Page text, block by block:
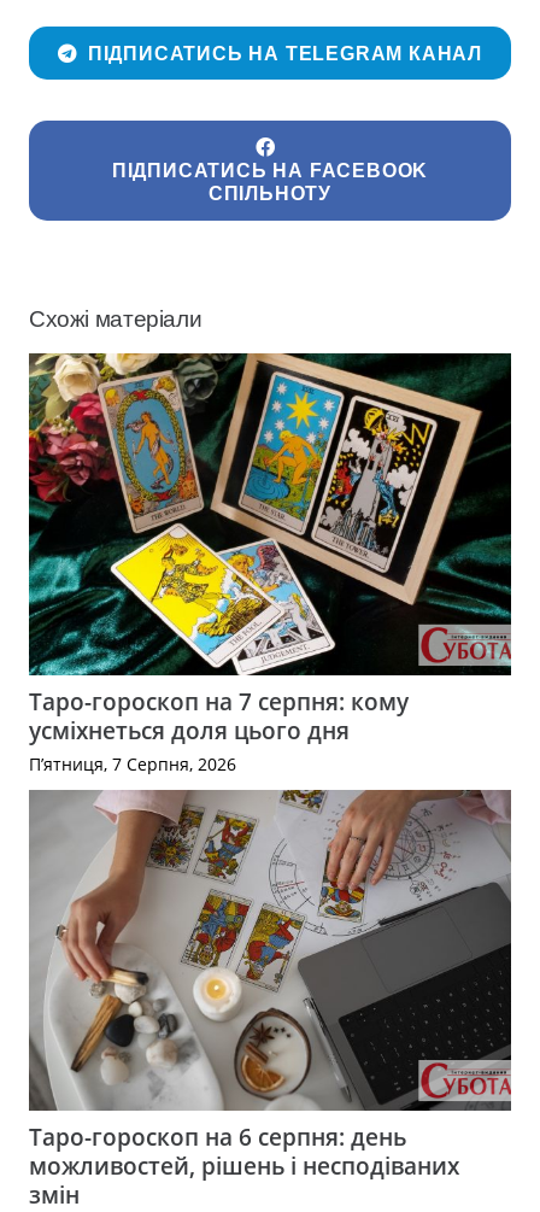
ПІДПИСАТИСЬ НА TELEGRAM КАНАЛ
ПІДПИСАТИСЬ НА FACEBOOK
СПІЛЬНОТУ
Схожі матеріали
Таро-гороскоп на 7 серпня: кому
усміхнеться доля цього дня
П’ятниця, 7 Серпня, 2026
Таро-гороскоп на 6 серпня: день
можливостей, рішень і несподіваних
змін